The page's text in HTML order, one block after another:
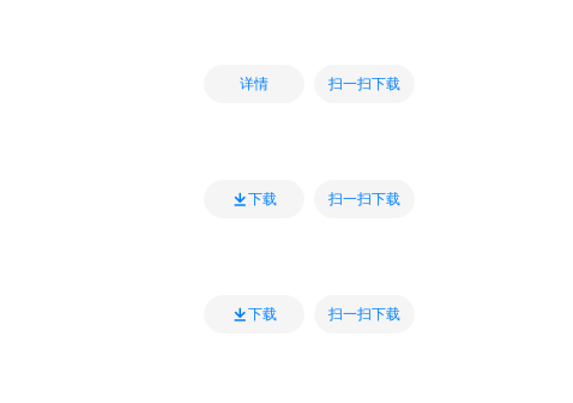
详情 扫一扫下载
下载 扫一扫下载
下载 扫一扫下载